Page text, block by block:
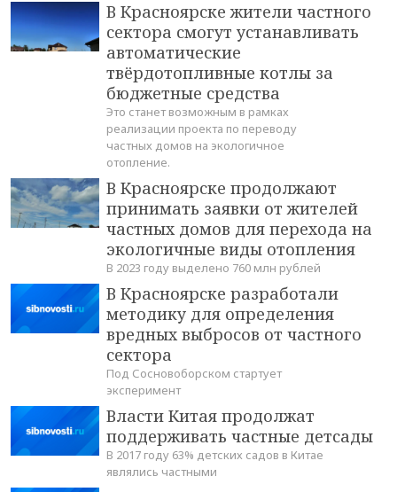
В Красноярске жители частного
сектора смогут устанавливать
автоматические
твёрдотопливные котлы за
бюджетные средства
Это станет возможным в рамках
реализации проекта по переводу
частных домов на экологичное
отопление.
В Красноярске продолжают
принимать заявки от жителей
частных домов для перехода на
экологичные виды отопления
В 2023 году выделено 760 млн рублей
В Красноярске разработали
методику для определения
вредных выбросов от частного
сектора
Под Сосновоборском стартует
эксперимент
Власти Китая продолжат
поддерживать частные детсады
В 2017 году 63% детских садов в Китае
являлись частными